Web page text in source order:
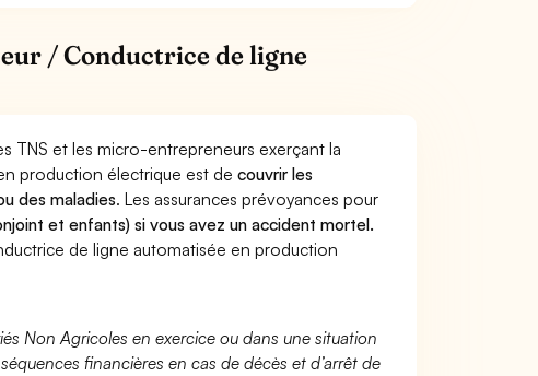
/ Conductrice de ligne
TNS et les micro-entrepreneurs exerçant la
production électrique est decouvrir les
des maladies. Les assurances prévoyances pour
et enfants) si vous avez un accident mortel.
de ligne automatisée en production
Non Agricoles en exercice ou dans une situation
financières en cas de décès et d’arrêt de